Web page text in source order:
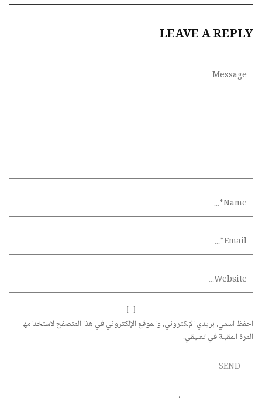
LEAVE A REPLY
احفظ اسمي، بريدي الإلكتروني، والموقع الإلكتروني في هذا المتصفح لاستخدامها
المرة المقبلة في تعليقي.